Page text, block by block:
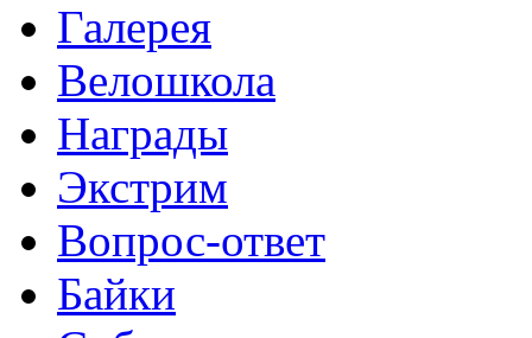
Галерея
Велошкола
Награды
Экстрим
Вопрос-ответ
Байки